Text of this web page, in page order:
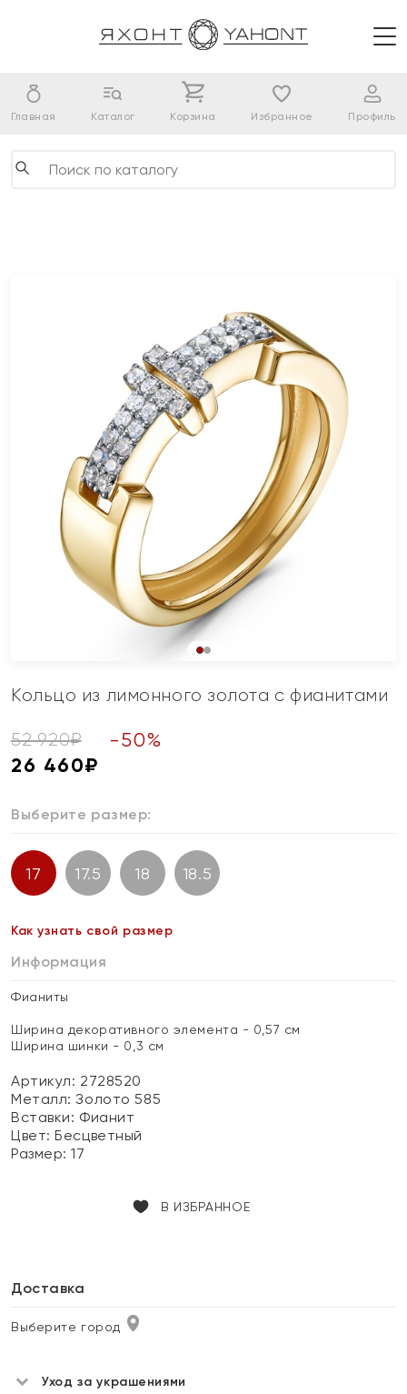
Главная Каталог Корзина Избранное Профиль
Кольцо из лимонного золота с фианитами
52 920₽ -50%
26 460₽
Выберите размер:
17 17.5 18 18.5
Как узнать свой размер
Информация
Фианиты
Ширина декоративного элемента - 0,57 см
Ширина шинки - 0,3 см
Артикул: 2728520
Металл:Золото 585
Вставки: Фианит
Цвет:Бесцветный
Размер:17
В ИЗБРАННОЕ
Доставка
Выберите город
Уход за украшениями